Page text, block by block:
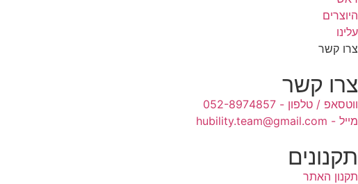
היוצרים
עלינו
צרו קשר
צרו קשר
ווטסאפ / טלפון - 052-8974857
מייל - hubility.team@gmail.com
תקנונים
תקנון האתר